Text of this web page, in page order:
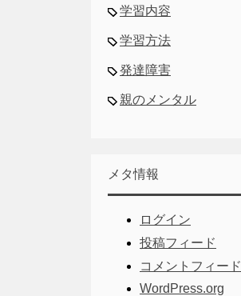
学習内容
学習方法
発達障害
親のメンタル
メタ情報
ログイン
投稿フィード
コメントフィード
WordPress.org